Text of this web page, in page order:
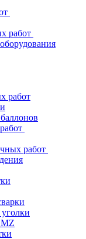
работ
работ
работ